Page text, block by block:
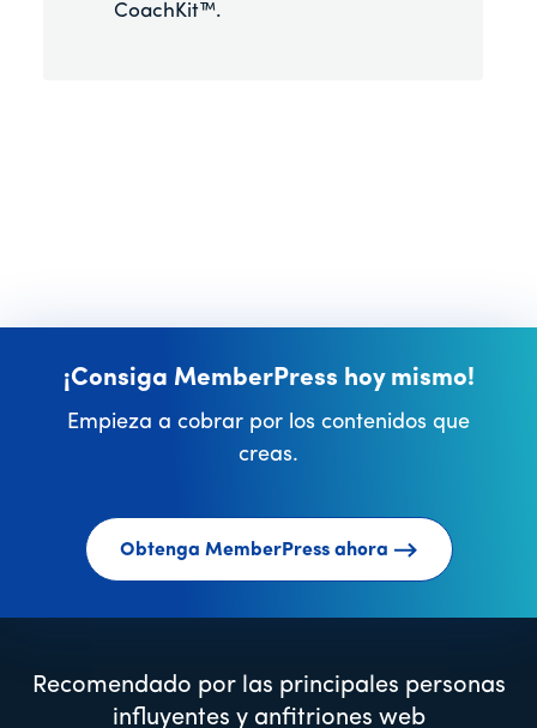
CoachKit™.
¡Consiga MemberPress hoy mismo!
Empieza a cobrar por los contenidos que
creas.
Obtenga MemberPress ahora
Recomendado por las principales personas
influyentes y anfitriones web